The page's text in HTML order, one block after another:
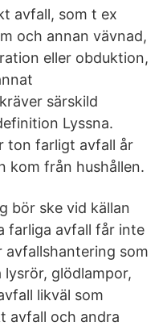
avfall, som t ex
och annan vävnad,
eller obduktion,
särskild
Lyssna.
ton farligt avfall år
kom från hushållen.
bör ske vid källan
farliga avfall får inte
avfallshantering som
glödlampor,
likväl som
avfall och andra